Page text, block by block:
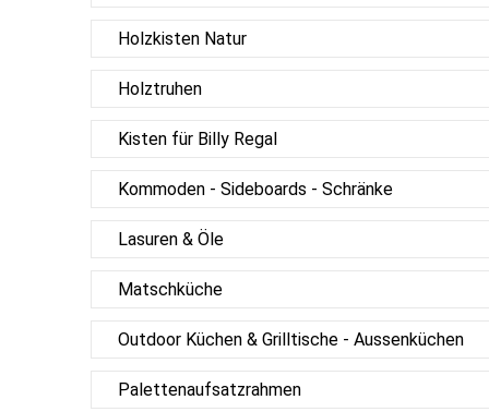
Holzkisten Natur
Holztruhen
Kisten für Billy Regal
Kommoden - Sideboards - Schränke
Lasuren & Öle
Matschküche
Outdoor Küchen & Grilltische - Aussenküchen
Palettenaufsatzrahmen